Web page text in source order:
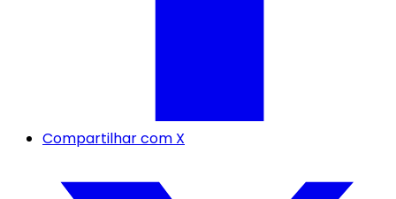
Compartilhar com X